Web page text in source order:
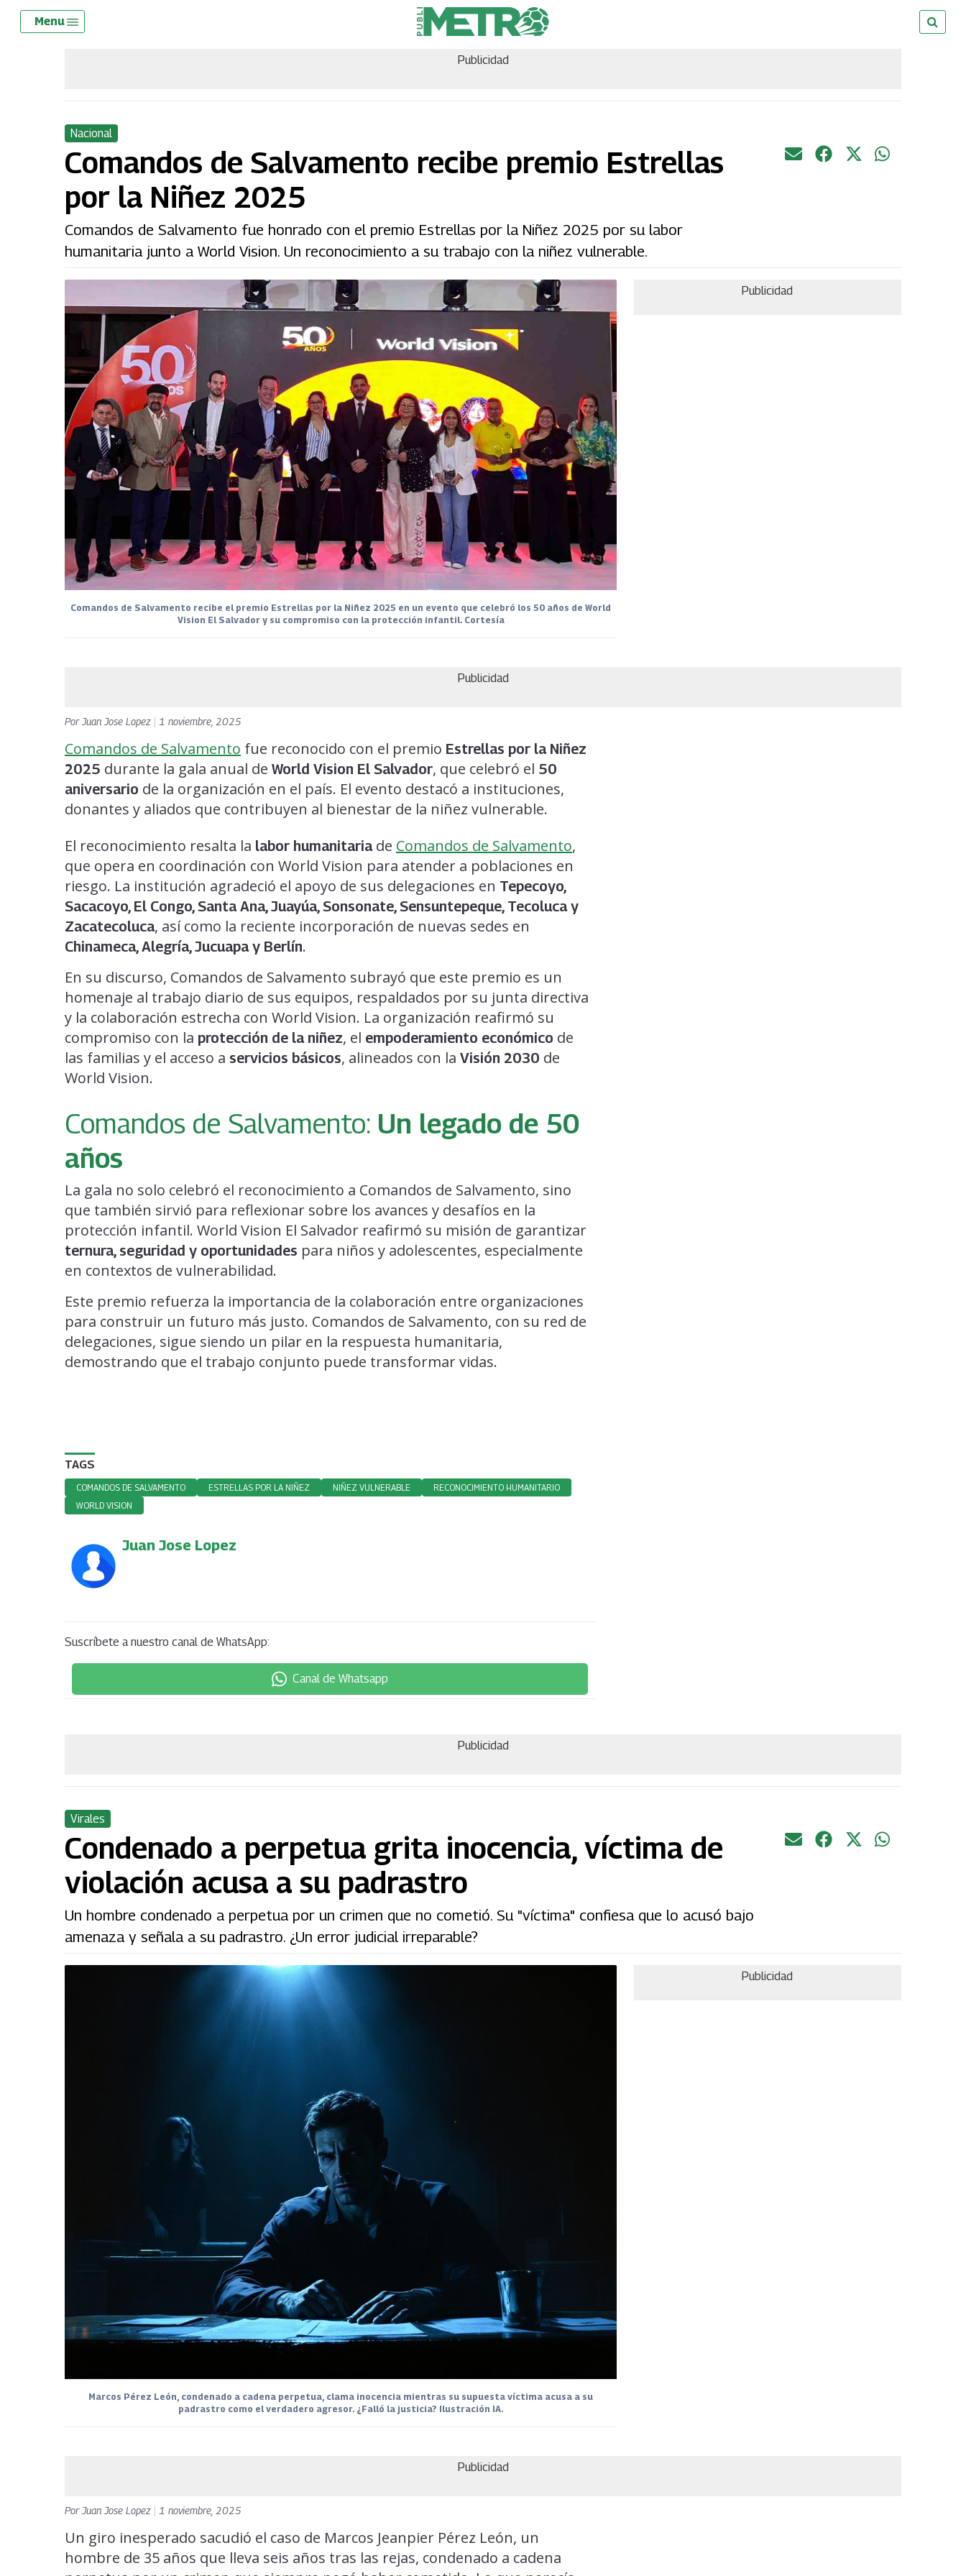
Skip
Menu
Publicidad
Nacional
Comandos de Salvamento recibe premio Estrellas
por la Niñez 2025
Comandos de Salvamento fue honrado con el premio Estrellas por la Niñez 2025 por su labor
humanitaria junto a World Vision. Un reconocimiento a su trabajo con la niñez vulnerable.
Comandos de Salvamento recibe el premio Estrellas por la Niñez 2025 en un evento que celebró los 50 años de World
Vision El Salvador y su compromiso con la protección infantil. Cortesía
Publicidad
Publicidad
Por Juan Jose Lopez 1 noviembre, 2025
Comandos de Salvamento fue reconocido con el premio Estrellas por la Niñez
2025 durante la gala anual de World Vision El Salvador, que celebró el 50
aniversario de la organización en el país. El evento destacó a instituciones,
donantes y aliados que contribuyen al bienestar de la niñez vulnerable.
El reconocimiento resalta la labor humanitariade Comandos de Salvamento,
que opera en coordinación con World Vision para atender a poblaciones en
riesgo. La institución agradeció el apoyo de sus delegaciones en Tepecoyo,
Sacacoyo, El Congo, Santa Ana, Juayúa, Sonsonate, Sensuntepeque, Tecoluca y
Zacatecoluca, así como la reciente incorporación de nuevas sedes en
Chinameca, Alegría, Jucuapa y Berlín.
En su discurso, Comandos de Salvamento subrayó que este premio es un
homenaje al trabajo diario de sus equipos, respaldados por su junta directiva
y la colaboración estrecha con World Vision. La organización reafirmó su
compromiso con la protección de la niñez, el empoderamiento económico de
las familias y el acceso a servicios básicos, alineados con la Visión 2030 de
World Vision.
Comandos de Salvamento: Un legado de 50
años
La gala no solo celebró el reconocimiento a Comandos de Salvamento, sino
que también sirvió para reflexionar sobre los avances y desafíos en la
protección infantil. World Vision El Salvador reafirmó su misión de garantizar
ternura, seguridad y oportunidades para niños y adolescentes, especialmente
en contextos de vulnerabilidad.
Este premio refuerza la importancia de la colaboración entre organizaciones
para construir un futuro más justo. Comandos de Salvamento, con su red de
delegaciones, sigue siendo un pilar en la respuesta humanitaria,
demostrando que el trabajo conjunto puede transformar vidas.
TAGS
COMANDOS DE SALVAMENTO ESTRELLAS POR LA NIÑEZ NIÑEZ VULNERABLE
RECONOCIMIENTO HUMANITARIO
WORLD VISION
Juan Jose Lopez
Suscríbete a nuestro canal de WhatsApp:
Canal de Whatsapp
Publicidad
Virales
Condenado a perpetua grita inocencia, víctima de
violación acusa a su padrastro
Un hombre condenado a perpetua por un crimen que no cometió. Su "víctima" confiesa que lo acusó bajo
amenaza y señala a su padrastro. ¿Un error judicial irreparable?
Marcos Pérez León, condenado a cadena perpetua, clama inocencia mientras su supuesta víctima acusa a su
padrastro como el verdadero agresor. ¿Falló la justicia? Ilustración IA.
Publicidad
Publicidad
Por Juan Jose Lopez 1 noviembre, 2025
Un giro inesperado sacudió el caso de Marcos Jeanpier Pérez León, un
hombre de 35 años que lleva seis años tras las rejas, condenado a cadena
Menu